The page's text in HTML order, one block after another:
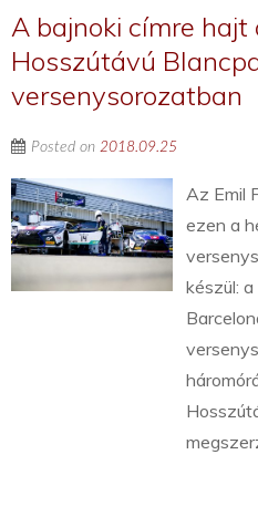
A bajnoki címre hajt
Hosszútávú
versenysorozatban
Posted on 2018.09.25
Az Emil
ezen a
készül: